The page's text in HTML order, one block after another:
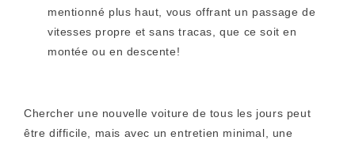
mentionné plus haut, vous offrant un passage de
vitesses propre et sans tracas, que ce soit en
montée ou en descente!
Chercher une nouvelle voiture de tous les jours peut
être difficile, mais avec un entretien minimal, une